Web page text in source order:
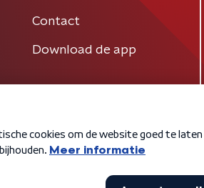
Contact
Download de app